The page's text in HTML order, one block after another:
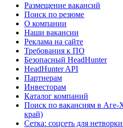
Размещение вакансий
Поиск по резюме
О компании
Наши вакансии
Реклама на сайте
Требования к ПО
Безопасный HeadHunter
HeadHunter API
Партнерам
Инвесторам
Каталог компаний
Поиск по вакансиям в Аге-
край)
Сетка: соцсеть для